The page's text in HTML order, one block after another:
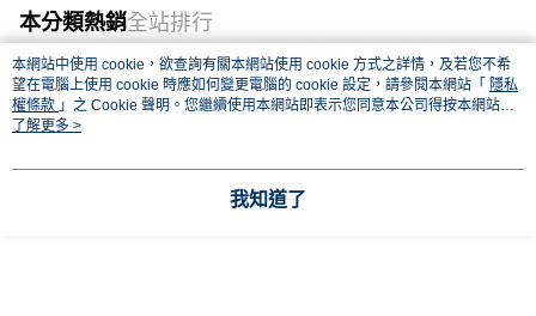
本分類熱銷全站排行
熱門標籤
本網站中使用 cookie，欲查詢有關本網站使用 cookie 方式之詳情，及若您不希
望在電腦上使用 cookie 時應如何變更電腦的 cookie 設定，請參閱本網站「 隱私
權條款 」之 Cookie 聲明。您繼續使用本網站即表示您同意本公司得按本網站使
用條款之 Cookie 聲明使用 cookie。
了解更多 >
我知道了